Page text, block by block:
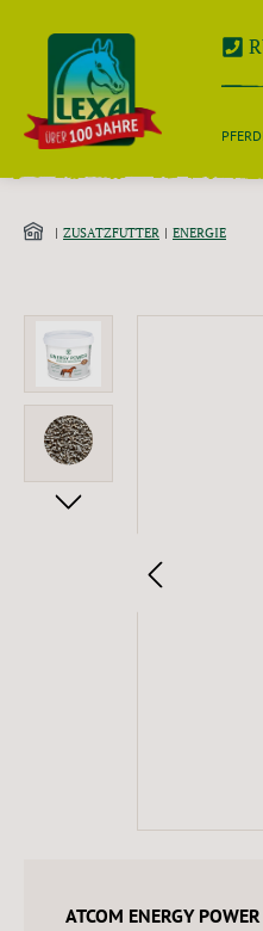
Hauptinhalt springen
Zur Suche springen
Zur Hauptnavigation
ZUSATZFUTTER ENERGIE
Bildergalerie überspringen
ATCOM ENERGY